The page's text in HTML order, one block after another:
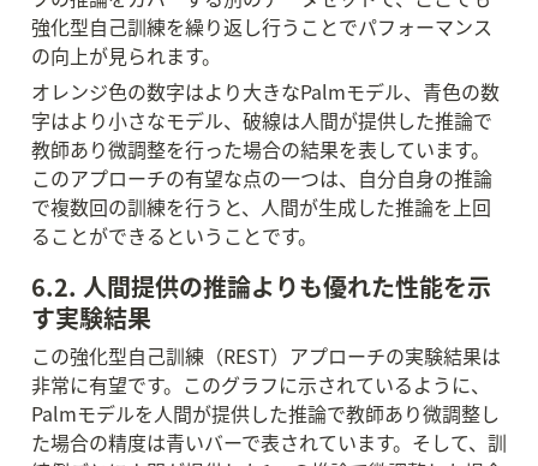
強化型自己訓練を繰り返し行うことでパフォーマンス
の向上が見られます。
オレンジ色の数字はより大きなPalmモデル、青色の数
字はより小さなモデル、破線は人間が提供した推論で
教師あり微調整を行った場合の結果を表しています。
このアプローチの有望な点の一つは、自分自身の推論
で複数回の訓練を行うと、人間が生成した推論を上回
ることができるということです。
6.2. 人間提供の推論よりも優れた性能を示
す実験結果
この強化型自己訓練（REST）アプローチの実験結果は
非常に有望です。このグラフに示されているように、
Palmモデルを人間が提供した推論で教師あり微調整し
た場合の精度は青いバーで表されています。そして、訓